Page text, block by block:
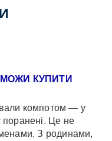
КУПИТИ
компотом — у
поранені. Це не
З родинами,